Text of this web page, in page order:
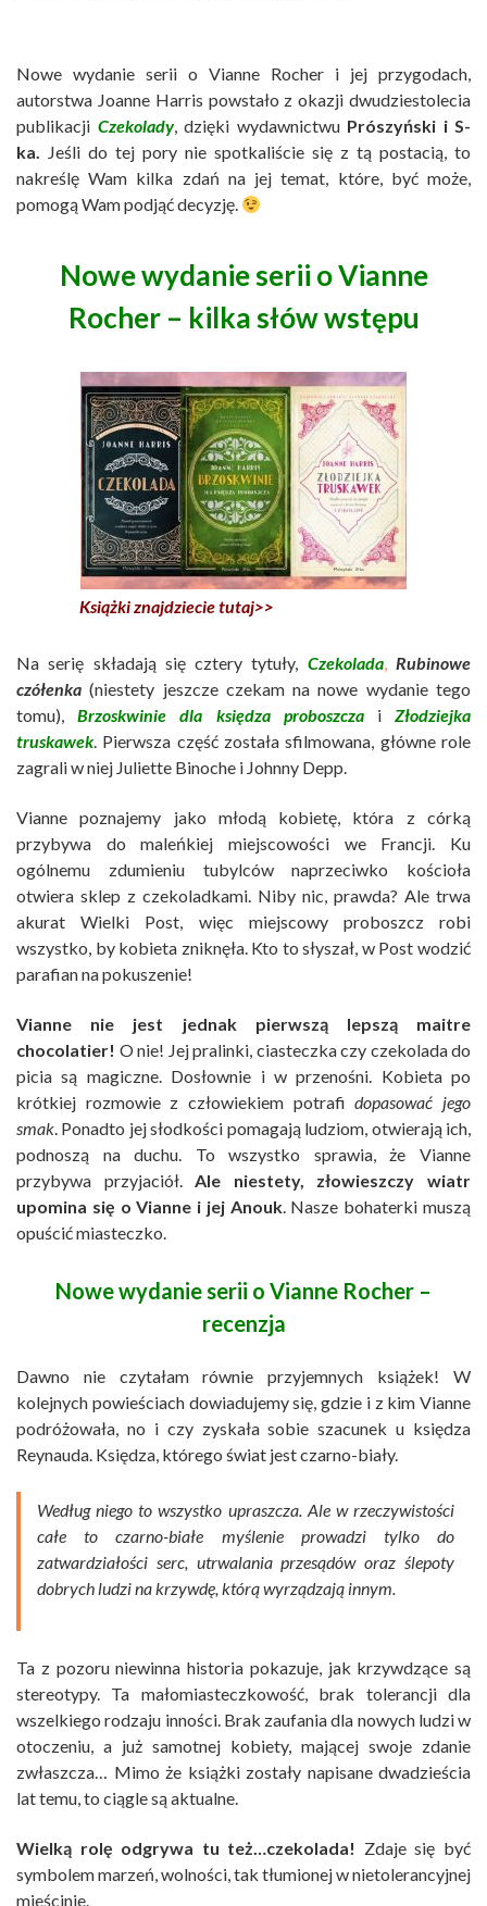
Nowe wydanie serii o Vianne Rocher i jej przygodach,
autorstwa Joanne Harris powstało z okazji dwudziestolecia
publikacji Czekolady, dzięki wydawnictwu Prószyński i S-
ka. Jeśli do tej pory nie spotkaliście się z tą postacią, to
nakreślę Wam kilka zdań na jej temat, które, być może,
pomogą Wam podjąć decyzję.
Nowe wydanie serii o Vianne
Rocher – kilka słów wstępu
Książki znajdziecie tutaj>>
Na serię składają się cztery tytuły, Czekolada,
Rubinowe
czółenka (niestety jeszcze czekam na nowe wydanie tego
tomu),Brzoskwinie dla księdza proboszczai Złodziejka
truskawek. Pierwsza część została sfilmowana, główne role
zagrali w niej Juliette Binoche i Johnny Depp.
Vianne poznajemy jako młodą kobietę, która z córką
przybywa do maleńkiej miejscowości we Francji. Ku
ogólnemu zdumieniu tubylców naprzeciwko kościoła
otwiera sklep z czekoladkami. Niby nic, prawda? Ale trwa
akurat Wielki Post, więc miejscowy proboszcz robi
wszystko, by kobieta zniknęła. Kto to słyszał, w Post wodzić
parafian na pokuszenie!
Vianne nie jest jednak pierwszą lepszą maitre
chocolatier! O nie! Jej pralinki, ciasteczka czy czekolada do
picia są magiczne. Dosłownie i w przenośni. Kobieta po
krótkiej rozmowie z człowiekiem potrafidopasować jego
smak . Ponadto jej słodkości pomagają ludziom, otwierają ich,
podnoszą na duchu. To wszystko sprawia, że Vianne
przybywa przyjaciół. Ale niestety, złowieszczy wiatr
upomina się o Vianne i jej Anouk. Nasze bohaterki muszą
opuścić miasteczko.
Nowe wydanie serii o Vianne Rocher –
recenzja
Dawno nie czytałam równie przyjemnych książek! W
kolejnych powieściach dowiadujemy się, gdzie i z kim Vianne
podróżowała, no i czy zyskała sobie szacunek u księdza
Reynauda. Księdza, którego świat jest czarno-biały.
Według niego to wszystko upraszcza. Ale w rzeczywistości
całe to czarno-białe myślenie prowadzi tylko do
zatwardziałości serc, utrwalania przesądów oraz ślepoty
dobrych ludzi na krzywdę, którą wyrządzają innym.
Ta z pozoru niewinna historia pokazuje, jak krzywdzące są
stereotypy. Ta małomiasteczkowość, brak tolerancji dla
wszelkiego rodzaju inności. Brak zaufania dla nowych ludzi w
otoczeniu, a już samotnej kobiety, mającej swoje zdanie
zwłaszcza… Mimo że książki zostały napisane dwadzieścia
lat temu, to ciągle są aktualne.
Wielką rolę odgrywa tu też…czekolada! Zdaje się być
symbolem marzeń, wolności, tak tłumionej w nietolerancyjnej
mieścinie.